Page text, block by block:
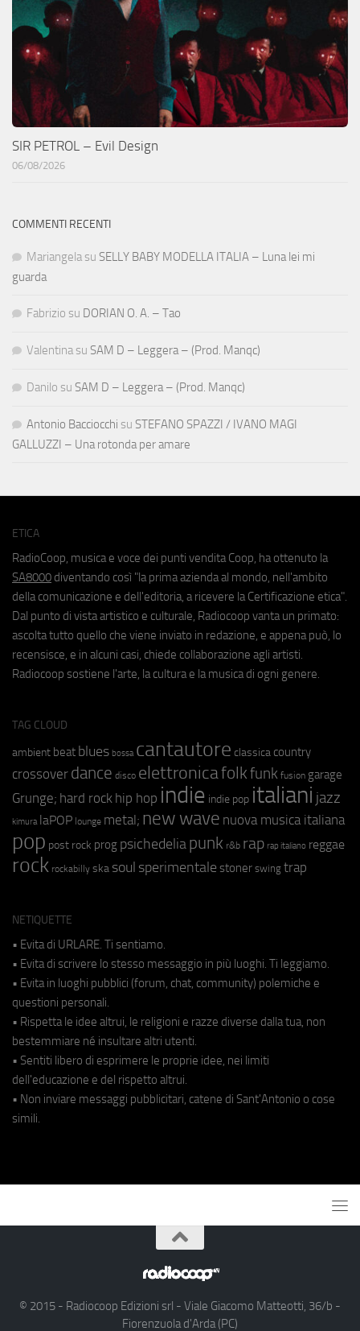
SIR PETROL – Evil Design
06/08/2026
COMMENTI RECENTI
Mariangela su SELLY BABY MODELLA ITALIA – Luna lei mi
guarda
Fabrizio su DORIAN O. A. – Tao
Valentina su SAM D – Leggera – (Prod. Manqc)
Danilo su SAM D – Leggera – (Prod. Manqc)
Antonio Bacciocchi su STEFANO SPAZZI / IVANO MAGI
GALLUZZI – Una rotonda per amare
ETICA
RadioCoop, musica e voce dei punti vendita Coop, ha ottenuto la
SA8000 diventando così "la prima azienda al mondo, nell'ambito
della comunicazione e dell'editoria, a ricevere la Certificazione etica".
Dal punto di vista artistico e culturale, Radiocoop vanta un primato:
ascolta tutto quello che viene inviato in redazione, e appena può, lo
recensisce, e in alcuni casi, chiede collaborazione agli artisti.
Radiocoop sostiene l'arte, la cultura e la musica di ogni genere.
TAG CLOUD
ambient beat blues bossa cantautore classica country
crossover dance disco elettronicafolkfunk fusion garage
Grunge; hard rock hip hop indie indie pop italiani jazz
kimura laPOP lounge metal; new wave nuova musica italiana
pop post rock prog psichedeliapunk r&b rap rap italiano reggae
rock rockabilly ska soul sperimentale stoner swing trap
NETIQUETTE
• Evita di URLARE. Ti sentiamo.
• Evita di scrivere lo stesso messaggio in più luoghi. Ti leggiamo.
• Evita in luoghi pubblici (forum, chat, community) polemiche e
questioni personali.
• Rispetta le idee altrui, le religioni e razze diverse dalla tua, non
bestemmiare né insultare altri utenti.
• Sentiti libero di esprimere le proprie idee, nei limiti
dell'educazione e del rispetto altrui.
• Non inviare messaggi pubblicitari, catene di Sant'Antonio o cose
simili.
© 2015 - Radiocoop Edizioni srl - Viale Giacomo Matteotti, 36/b -
Fiorenzuola d'Arda (PC)